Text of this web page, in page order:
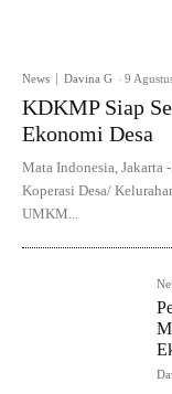
News Davina G - 9
KDKMP Siap
Ekonomi Desa
Mata Indonesia, Jakarta
Koperasi Desa/
UMKM...